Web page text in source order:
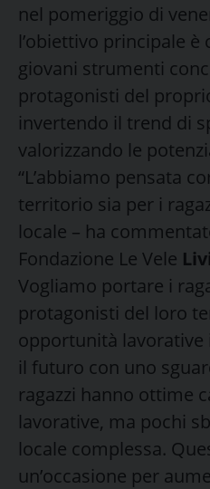
nel pomeriggio di
l’obiettivo principale
giovani strumenti
protagonisti del
invertendo il trend di
valorizzando le
“L’abbiamo pensata
territorio sia per i
locale – ha
Fondazione Le Vele
Vogliamo portare i
protagonisti del loro
opportunità lavorative
il futuro con uno
ragazzi hanno ottime
lavorative, ma pochi
locale complessa.
un’occasione per